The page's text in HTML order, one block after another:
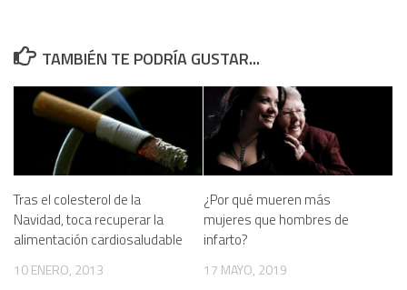
TAMBIÉN TE PODRÍA GUSTAR...
Tras el colesterol de la
Navidad, toca recuperar la
alimentación cardiosaludable
10 ENERO, 2013
¿Por qué mueren más
mujeres que hombres de
infarto?
17 MAYO, 2019